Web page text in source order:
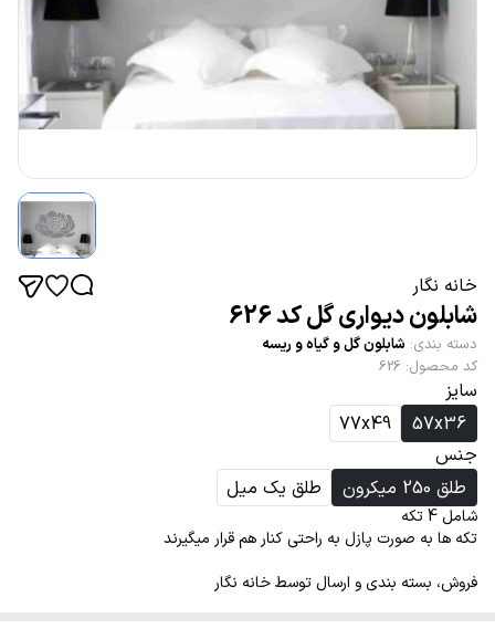
خانه نگار
شابلون دیواری گل کد 626
دسته بندی: شابلون گل و گیاه و ریسه
کد محصول:
626
سایز
57x36
77x49
جنس
طلق 250 میکرون
طلق یک میل
شامل 4 تکه
تکه ها به صورت پازل به راحتی کنار هم قرار میگیرند
فروش، بسته بندی و ارسال توسط خانه نگار